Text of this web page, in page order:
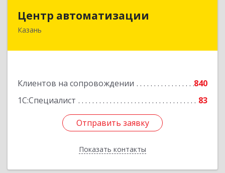
Центр автоматизации
Казань
Клиентов на сопровождении
840
1С:Специалист
83
Отправить заявку
Показать контакты
420133, Татарстан Респ, Казань г, Ямашева пр-
Отправить заявку
Назад